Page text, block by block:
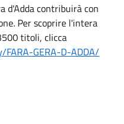
d'Adda contribuirà con
Per scoprire l'intera
titoli, clicca
GERA-D-ADDA/